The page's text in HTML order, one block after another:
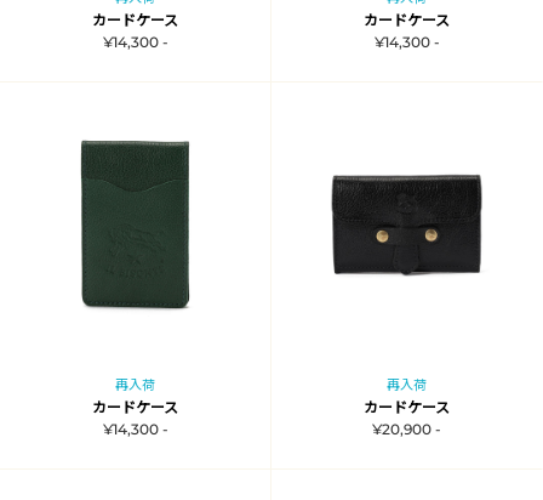
カードケース
¥14,300 -
カードケース
¥14,300 -
再入荷
カードケース
¥14,300 -
再入荷
カードケース
¥20,900 -